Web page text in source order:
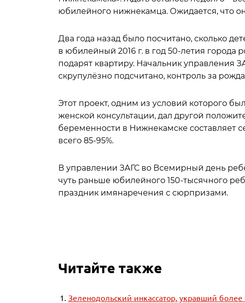
юбилейного нижнекамца. Ожидается, что
Два года назад было посчитано, сколько
в юбилейный 2016 г. в год 50-летия города
подарят квартиру. Начальник управления
скрупулёзно подсчитано, контроль за
Этот проект, одним из условий которого
женской консультации, дал другой
беременности в Нижнекамске составляет
всего 85-95%.
В управлении ЗАГС во Всемирный день
чуть раньше юбилейного 150-тысячного
праздник имянаречения с сюрпризами.
Читайте также
Зеленодольский инкассатор, укравший